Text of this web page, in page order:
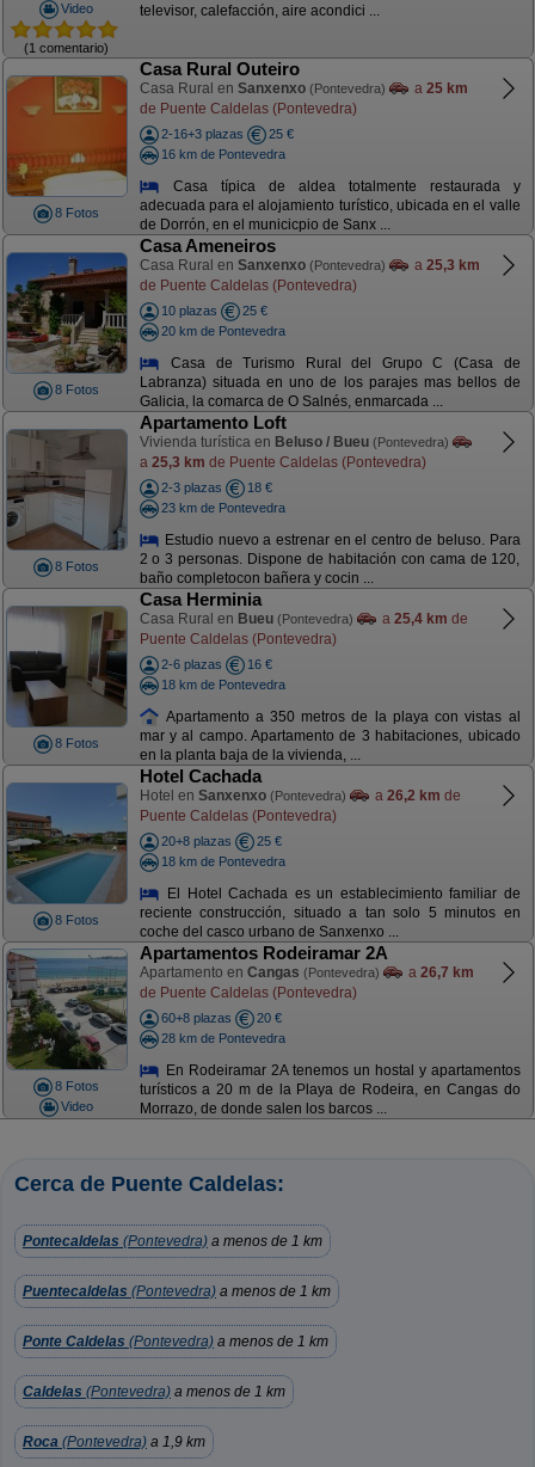
Video
(1 comentario)
televisor, calefacción, aire acondici ...
8 Fotos
Casa Rural Outeiro
Casa Rural en Sanxenxo (Pontevedra) a 25 km
de Puente Caldelas (Pontevedra)
2-16+3 plazas
25 €
16 km de Pontevedra
Casa típica de aldea totalmente restaurada y
adecuada para el alojamiento turístico, ubicada en el valle
de Dorrón, en el municicpio de Sanx ...
8 Fotos
Casa Ameneiros
Casa Rural en Sanxenxo (Pontevedra) a 25,3 km
de Puente Caldelas (Pontevedra)
10 plazas
25 €
20 km de Pontevedra
Casa de Turismo Rural del Grupo C (Casa de
Labranza) situada en uno de los parajes mas bellos de
Galicia, la comarca de O Salnés, enmarcada ...
8 Fotos
Apartamento Loft
Vivienda turística en Beluso / Bueu (Pontevedra)
a 25,3 km de Puente Caldelas (Pontevedra)
2-3 plazas
18 €
23 km de Pontevedra
Estudio nuevo a estrenar en el centro de beluso. Para
2 o 3 personas. Dispone de habitación con cama de 120,
baño completocon bañera y cocin ...
8 Fotos
Casa Herminia
Casa Rural en Bueu (Pontevedra) a 25,4 km de
Puente Caldelas (Pontevedra)
2-6 plazas
16 €
18 km de Pontevedra
Apartamento a 350 metros de la playa con vistas al
mar y al campo. Apartamento de 3 habitaciones, ubicado
en la planta baja de la vivienda, ...
8 Fotos
Hotel Cachada
Hotel en Sanxenxo (Pontevedra) a 26,2 km de
Puente Caldelas (Pontevedra)
20+8 plazas
25 €
18 km de Pontevedra
El Hotel Cachada es un establecimiento familiar de
reciente construcción, situado a tan solo 5 minutos en
coche del casco urbano de Sanxenxo ...
8 Fotos
Video
Apartamentos Rodeiramar 2A
Apartamento en Cangas (Pontevedra) a 26,7 km
de Puente Caldelas (Pontevedra)
60+8 plazas
20 €
28 km de Pontevedra
En Rodeiramar 2A tenemos un hostal y apartamentos
turísticos a 20 m de la Playa de Rodeira, en Cangas do
Morrazo, de donde salen los barcos ...
Cerca de Puente Caldelas:
Pontecaldelas (Pontevedra) a menos de 1 km
Puentecaldelas (Pontevedra) a menos de 1 km
Ponte Caldelas (Pontevedra) a menos de 1 km
Caldelas (Pontevedra) a menos de 1 km
Roca (Pontevedra) a 1,9 km